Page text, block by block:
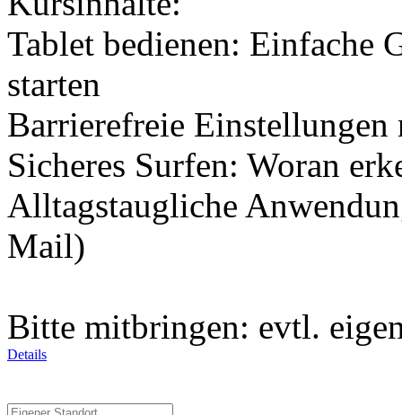
Tablet bedienen: Einfache
starten
Barrierefreie Einstellungen
Sicheres Surfen: Woran
Alltagstaugliche
Mail)
Bitte mitbringen: evtl.
Details